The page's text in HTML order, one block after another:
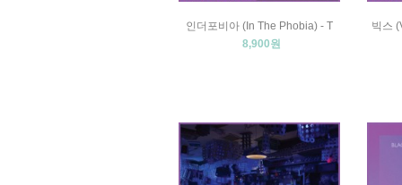
인더포비아 (In The Phobia) - T
8,900원
빅스